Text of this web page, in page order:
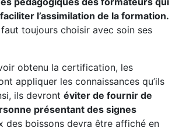
l’assimilation de la formation.
faut toujours choisir avec soin ses
obtenu la certification, les
appliquer les connaissances qu’ils
ils devront éviter de fournir de
présentant des signes
des boissons devra être affiché en